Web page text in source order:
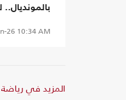
بالمونديال..
26 10:34 AM
المزيد في رياضة